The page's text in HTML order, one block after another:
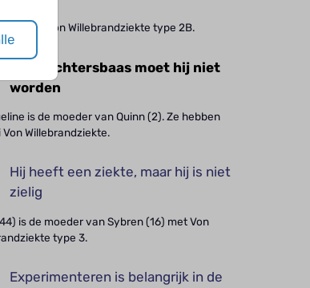
heeft Von Willebrandziekte type 2B.
Een vechtersbaas moet hij niet
worden
is de moeder van Quinn (2). Ze hebben
Von Willebrandziekte.
Hij heeft een ziekte, maar hij is niet
zielig
is de moeder van Sybren (16) met Von
type 3.
Experimenteren is belangrijk in de